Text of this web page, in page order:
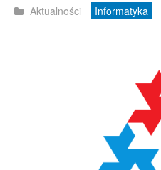
Aktualności Informatyka